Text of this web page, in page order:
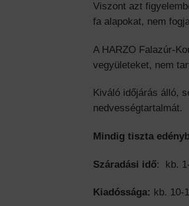
Viszont azt
fa alapokat, nem
A HARZO Falazúr-
vegyületeket, nem
Kiváló időjárás álló,
nedvességtartalmát.
Mindig tiszta
Száradási idő: kb.
Kiadóssága: kb. 10-